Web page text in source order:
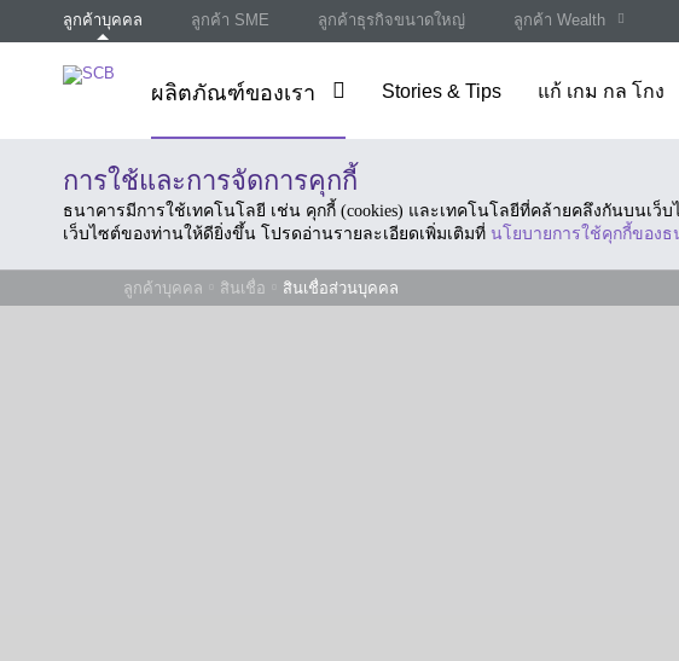
ลูกค้าบุคคล ลูกค้า SME ลูกค้าธุรกิจขนาดใหญ่ ลูกค้า Wealth
ผลิตภัณฑ์ของเรา Stories & Tips แก้ เกม กล โกง
การใช้และการจัดการคุกกี้
ธนาคารมีการใช้เทคโนโลยี เช่น คุกกี้ (cookies) และเทคโนโลยีที่คล้ายคลึงกันบนเ
เว็บไซต์ของท่านให้ดียิ่งขึ้น โปรดอ่านรายละเอียดเพิ่มเติมที่ นโยบายการใช้คุกกี้ของธ
ลูกค้าบุคคล สินเชื่อ สินเชื่อส่วนบุคคล